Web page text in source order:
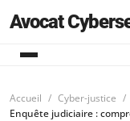
Avocat
Accueil
Cyber-justice
Enquête judiciaire :